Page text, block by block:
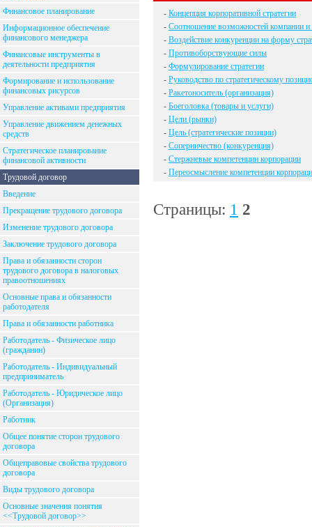
Финансовое планирование
Информационное обеспечение
финансового менеджера
Финансовые инструменты в
деятельности предприятия
Формирование и использование
финансовых рисурсов
Управление активами предприятия
Управление движением денежных
средств
Стратегическое планирование
финансовой активности
Трудовой договор
Введение
Прекращение трудового договора
Изменение трудового договора
Заключение трудового договора
Права и обязанности сторон
трудового договора в налоговых
правоотношениях
Основные права и обязанности
работодателя
Права и обязанности работника
Работодатель - Физическое лицо
(гражданин)
Работодатель - Индивидуальный
предприниматель
Работодатель - Юридическое лицо
(Организация)
Работник
Общее понятие сторон трудового
договора
Общеправовые свойства трудового
договора
Виды трудового договора
Основные значения понятия
<<Трудовой договор>>
- Концепция корпоративной стратегии
- Соотношение возможностей компании
- Воздействие конкуренции на форму
- Противоборствующие силы
- Формулирование стратегии
- Руководство по стратегическому
- Ракетоноситель (организация)
- Боеголовка (товары и услуги)
- Цели (рынки)
- Цель (стратегические позиции)
- Соперничество (конкуренция)
- Стержневые компетенции корпорации
- Переосмысление компетенции
Страницы: 1 2